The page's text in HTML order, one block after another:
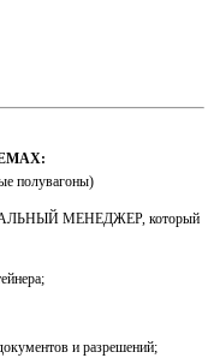
полувагоны)
МЕНЕДЖЕР, который
и разрешений;